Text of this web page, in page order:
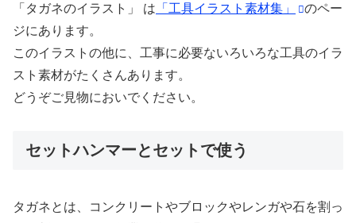
「タガネのイラスト」 は 「工具イラスト素材集」
のペー
ジにあります。
このイラストの他に、工事に必要ないろいろな工具のイラ
スト素材がたくさんあります。
どうぞご見物においでください。
セットハンマーとセットで使う
タガネとは、コンクリートやブロックやレンガや石を割っ